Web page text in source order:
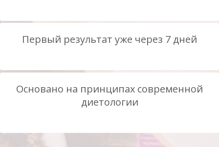
Первый результат уже через 7 дней
Основано на принципах современной
диетологии